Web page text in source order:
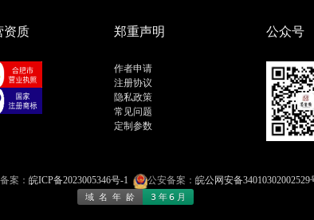
资质 郑重声明
作者申请
注册协议
隐私政策
常见问题
定制参数
公众号
案： 皖ICP备2023005346号-1 公安备案： 皖公网安备34010302002529